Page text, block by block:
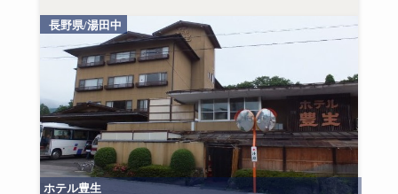
長野県/湯田中
ホテル豊生